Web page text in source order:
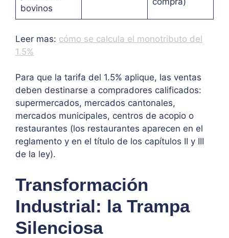
bovinos
Leer mas: cómo se calcula el monotributo del
1.5%
Para que la tarifa del 1.5% aplique, las ventas
deben destinarse a compradores calificados:
supermercados, mercados cantonales,
mercados municipales, centros de acopio o
restaurantes (los restaurantes aparecen en el
reglamento y en el título de los capítulos II y III
de la ley).
Transformación
Industrial: la Trampa
Silenciosa